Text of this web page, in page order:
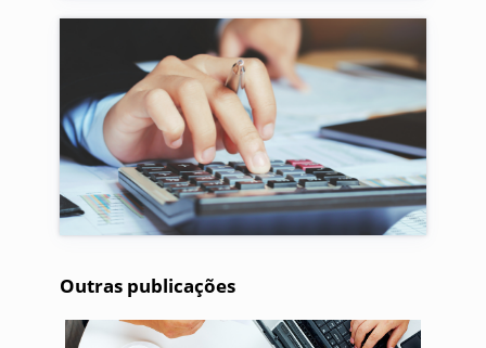
Outras publicações